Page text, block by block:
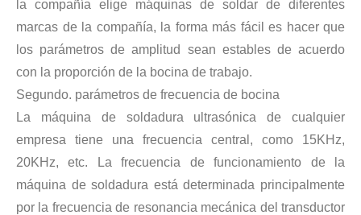
La aplicación de la ultrasónica en la industria de la costura refleja
la compañía elige máquinas de soldar de diferentes
marcas de la compañía, la forma más fácil es hacer que
los parámetros de amplitud sean estables de acuerdo
con la proporción de la bocina de trabajo.
Segundo. parámetros de frecuencia de bocina
La máquina de soldadura ultrasónica de cualquier
empresa tiene una frecuencia central, como 15KHz,
20KHz, etc. La frecuencia de funcionamiento de la
máquina de soldadura está determinada principalmente
por la frecuencia de resonancia mecánica del transductor